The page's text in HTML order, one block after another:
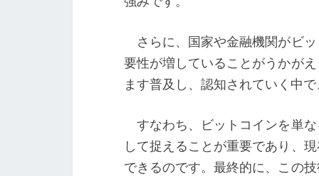
さらに、国家や金融機関がビ
要性が増していることがうかが
ます普及し、認知されていく中
すなわち、ビットコインを単
して捉えることが重要であり、
できるのです。最終的に、この